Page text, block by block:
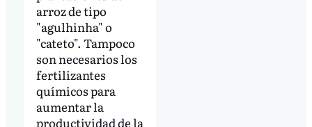
arroz de tipo
"agulhinha" o
"cateto". Tampoco
son necesarios los
fertilizantes
químicos para
aumentar la
productividad de la